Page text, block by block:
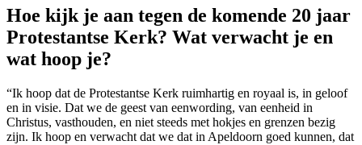
Hoe kijk je aan tegen de komende 20 jaar
Protestantse Kerk? Wat verwacht je en
wat hoop je?
“Ik hoop dat de Protestantse Kerk ruimhartig en royaal is, in geloof
en in visie. Dat we de geest van eenwording, van eenheid in
Christus, vasthouden, en niet steeds met hokjes en grenzen bezig
zijn. Ik hoop en verwacht dat we dat in Apeldoorn goed kunnen, dat